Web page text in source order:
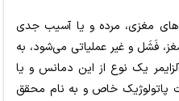
مغزی، مرده و یا آسیب جدی
فَشَل و غیر عملیاتی می‌شود، به
یک نوع از این دمانس و یا
پاتولوژیک خاص و به نام محقق